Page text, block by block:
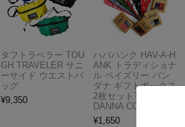
タフトラベラー TOU
GH TRAVELER サニ
ーサイド ウエストバ
ッグ
¥9,350
ハバハンク HAV-A-H
ANK トラディショナ
ル ペイズリー バン
ダナ ギフトボックス
2枚セットTHE BAN
DANNA COMPANY
¥1,650